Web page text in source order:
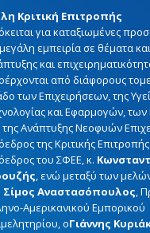
Κριτική Επιτροπής
για καταξιωμένες
εμπειρία σε θέματα
και
από διάφορους
των Επιχειρήσεων, της
και Εφαρμογών,
της Ανάπτυξης Νεοφυών
της Κριτικής Επιτροπής
του ΣΦΕΕ, κ.
, ενώ μεταξύ των μελών
Σίμος Αναστασόπουλος,
Αμερικανικού Εμπορικού
oΓιάννης